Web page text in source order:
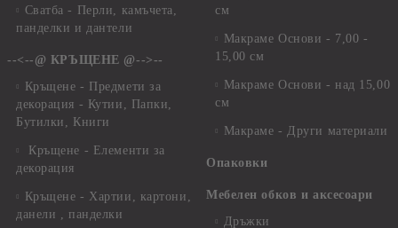
Сватба - Перли, камъчета,
панделки и дантели
--<--@ КРЪЩЕНЕ @-->--
Кръщене - Предмети за
декорация - Кутии, Папки,
Бутилки, Книги
Кръщене - Елементи за
декорация
Кръщене - Хартии, картони,
данели , панделки
см
Макраме Основи - 7,00 -
15,00 см
Макраме Основи - над 15,00
см
Макраме - Други материали
Опаковки
Мебелен обков и аксесоари
Дръжки